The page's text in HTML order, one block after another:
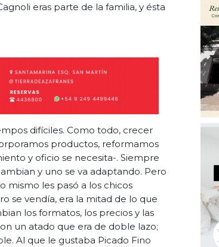
eras parte de la familia, y ésta
difíciles. Como todo, crecer
productos, reformamos
y oficio se necesita-. Siempre
y uno se va adaptando. Pero
mismo les pasó a los chicos
se vendía, era la mitad de lo que
los formatos, los precios y las
un atado que era de doble lazo;
Al que le gustaba Picado Fino